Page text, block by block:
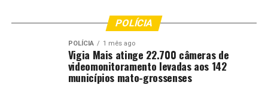
POLÍCIA
POLÍCIA 1 mês ago
Vigia Mais atinge 22.700 câmeras de
videomonitoramento levadas aos 142
municípios mato-grossenses